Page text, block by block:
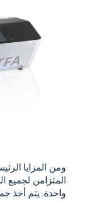
ومن المزايا
المتزامن لجميع
واحدة. يتم أخذ